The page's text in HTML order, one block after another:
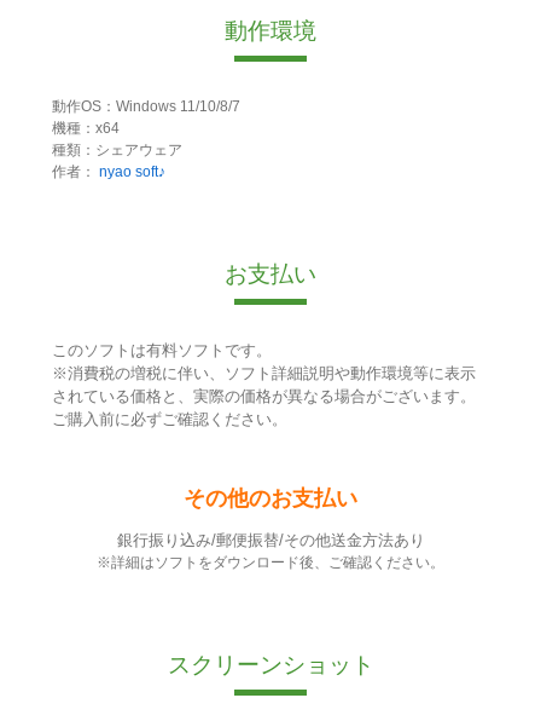
動作環境
動作OS：Windows 11/10/8/7
機種：x64
種類：シェアウェア
作者： nyao soft♪
お支払い
このソフトは有料ソフトです。
※消費税の増税に伴い、ソフト詳細説明や動作環境等に表示
されている価格と、実際の価格が異なる場合がございます。
ご購入前に必ずご確認ください。
その他のお支払い
銀行振り込み/郵便振替/その他送金方法あり
※詳細はソフトをダウンロード後、ご確認ください。
スクリーンショット